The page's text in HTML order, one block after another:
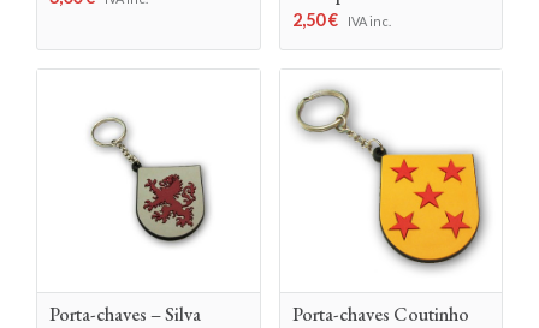
2,50€ IVA inc.
Porta-chaves – Silva Porta-chaves Coutinho